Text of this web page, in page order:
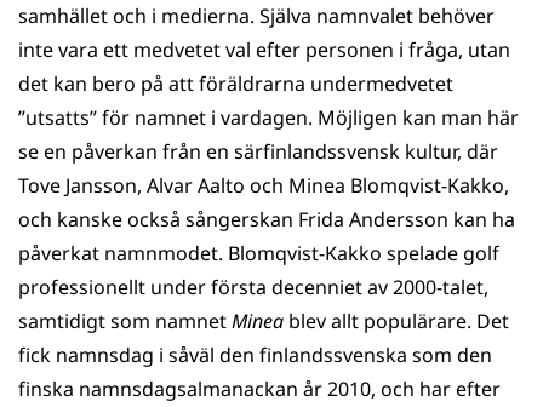
samhället och i medierna. Själva namnvalet behöver
inte vara ett medvetet val efter personen i fråga, utan
det kan bero på att föräldrarna undermedvetet
”utsatts” för namnet i vardagen. Möjligen kan man här
se en påverkan från en särfinlandssvensk kultur, där
Tove Jansson, Alvar Aalto och Minea Blomqvist-Kakko,
och kanske också sångerskan Frida Andersson kan ha
påverkat namnmodet. Blomqvist-Kakko spelade golf
professionellt under första decenniet av 2000-talet,
samtidigt som namnetMinea blev allt populärare. Det
fick namnsdag i såväl den finlandssvenska som den
finska namnsdagsalmanackan år 2010, och har efter